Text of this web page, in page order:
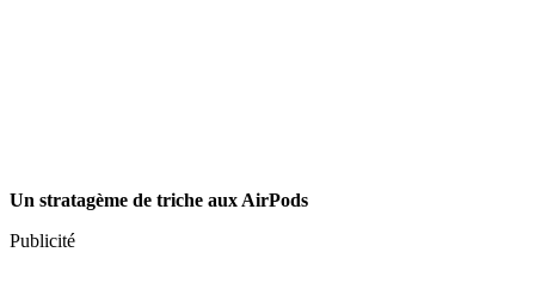
Un stratagème de triche aux AirPods
Publicité